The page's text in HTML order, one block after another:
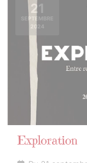
21
SEPTEMBRE
2024
Exploration